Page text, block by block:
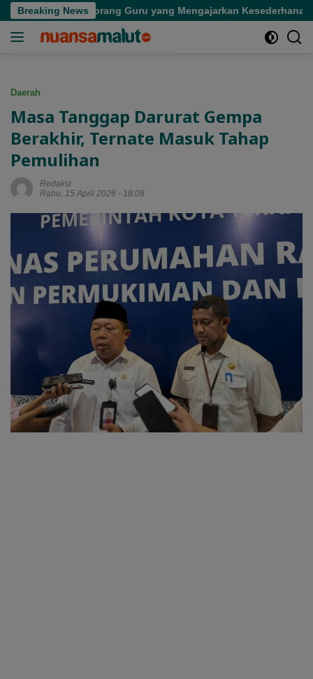
Langsung
ke
Breaking News
Seorang Guru yang Mengajarkan Kesederhanaan
Daerah
Masa Tanggap Darurat Gempa
Berakhir, Ternate Masuk Tahap
Pemulihan
Redaksi
Rabu, 15 April 2026 - 18:08